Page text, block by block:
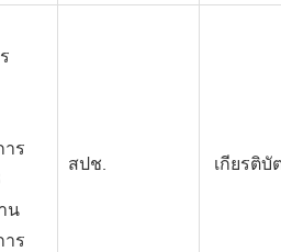
าร
น
ร
สปช. เกียรติบั